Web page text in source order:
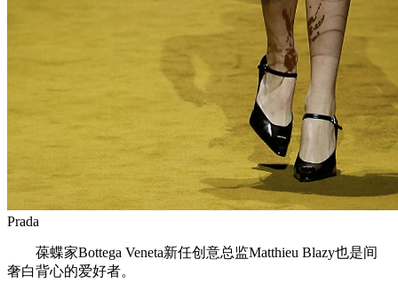
Prada
葆蝶家Bottega Veneta新任创意总监Matthieu Blazy也是间
奢白背心的爱好者。